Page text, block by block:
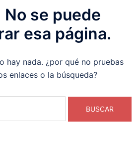
No se puede
esa página.
hay nada. ¿por qué no pruebas
enlaces o la búsqueda?